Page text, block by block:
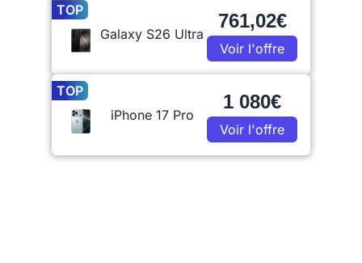
TOP
Galaxy S26 Ultra
761,02€
Voir l'offre
TOP
iPhone 17 Pro
1 080€
Voir l'offre